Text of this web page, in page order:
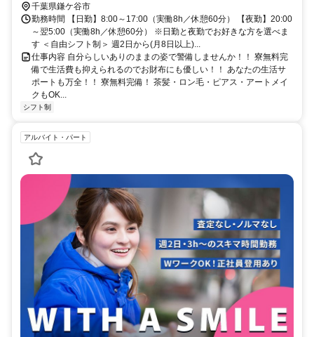
千葉県鎌ケ谷市
勤務時間 【日勤】8:00～17:00（実働8h／休憩60分） 【夜勤】20:00
～翌5:00（実働8h／休憩60分） ※日勤と夜勤でお好きな方を選べま
す ＜自由シフト制＞ 週2日から(月8日以上)...
仕事内容 自分らしいありのままの姿で警備しませんか！！ 寮無料完
備で生活費も抑えられるのでお財布にも優しい！！ あなたの生活サ
ポートも万全！！ 寮無料完備！ 茶髪・ロン毛・ピアス・アートメイ
クもOK...
シフト制
アルバイト・パート